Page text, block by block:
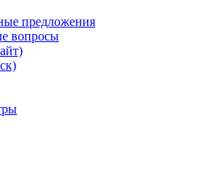
предложения
вопросы